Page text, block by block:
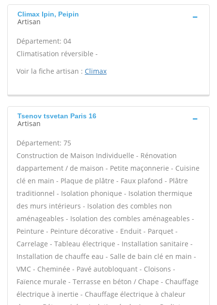
Climax Ipin, Peipin
Artisan
Département: 04
Climatisation réversible -
Voir la fiche artisan : Climax
Tsenov tsvetan Paris 16
Artisan
Département: 75
Construction de Maison Individuelle - Rénovation
dappartement / de maison - Petite maçonnerie - Cuisine
clé en main - Plaque de plâtre - Faux plafond - Plâtre
traditionnel - Isolation phonique - Isolation thermique
des murs intérieurs - Isolation des combles non
aménageables - Isolation des combles aménageables -
Peinture - Peinture décorative - Enduit - Parquet -
Carrelage - Tableau électrique - Installation sanitaire -
Installation de chauffe eau - Salle de bain clé en main -
VMC - Cheminée - Pavé autobloquant - Cloisons -
Faïence murale - Terrasse en béton / Chape - Chauffage
électrique à inertie - Chauffage électrique à chaleur